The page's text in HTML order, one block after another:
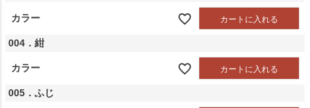
カラー カートに入れる
004．紺
カラー カートに入れる
005．ふじ